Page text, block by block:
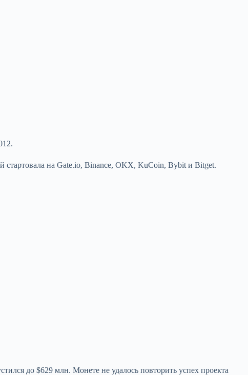
стартовала на Gate.io, Binance, OKX, KuCoin, Bybit и Bitget.
до $629 млн. Монете не удалось повторить успех проекта